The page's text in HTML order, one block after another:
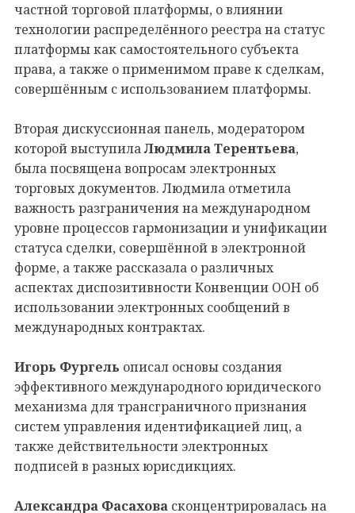
частной торговой платформы, о влиянии
технологии распределённого реестра на статус
платформы как самостоятельного субъекта
права, а также о применимом праве к сделкам,
совершённым с использованием платформы.
Вторая дискуссионная панель, модератором
которой выступилаЛюдмила Терентьева,
была посвящена вопросам электронных
торговых документов. Людмила отметила
важность разграничения на международном
уровне процессов гармонизации и унификации
статуса сделки, совершённой в электронной
форме, а также рассказала о различных
аспектах диспозитивности Конвенции ООН об
использовании электронных сообщений в
международных контрактах.
Игорь Фургель описал основы создания
эффективного международного юридического
механизма для трансграничного признания
систем управления идентификацией лиц, а
также действительности электронных
подписей в разных юрисдикциях.
Александра Фасахова сконцентрировалась на